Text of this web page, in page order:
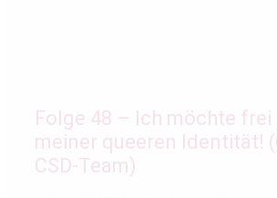
Folge 48 – Ich möchte frei
meiner queeren Identität!
CSD-Team)